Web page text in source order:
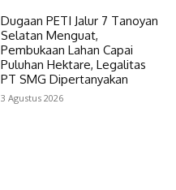
Dugaan PETI Jalur 7 Tanoyan
Selatan Menguat,
Pembukaan Lahan Capai
Puluhan Hektare, Legalitas
PT SMG Dipertanyakan
3 Agustus 2026